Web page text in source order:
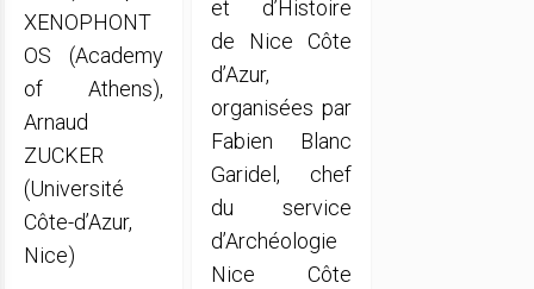
XENOPHONT
OS (Academy
of Athens),
Arnaud
ZUCKER
(Université
Côte-d’Azur,
Nice)
et d’Histoire
de Nice Côte
d’Azur,
organisées par
Fabien Blanc
Garidel, chef
du service
d’Archéologie
Nice Côte